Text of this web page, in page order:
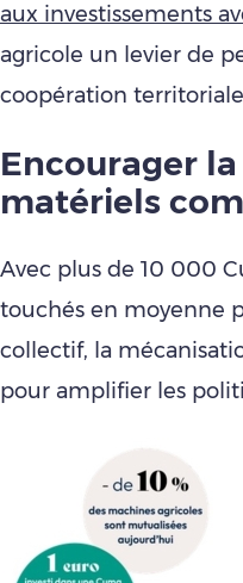
aux investissements
agricole un levier de
coopération
Encourager
matériels
Avec plus de 10 000
touchés en moyenne
collectif, la
pour amplifier les